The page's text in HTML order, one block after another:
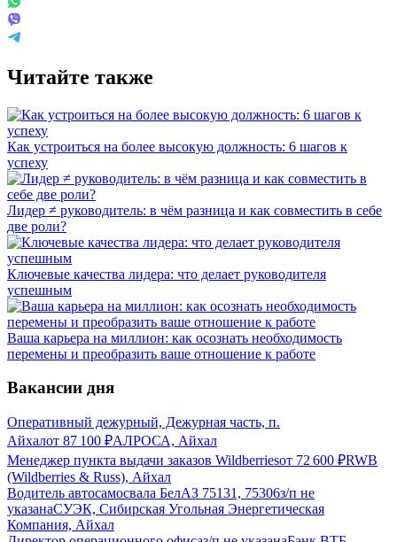
Читайте также
Как устроиться на более высокую должность: 6 шагов к
успеху
Лидер ≠ руководитель: в чём разница и как совместить в себе
две роли?
Ключевые качества лидера: что делает руководителя
успешным
Ваша карьера на миллион: как осознать необходимость
перемены и преобразить ваше отношение к работе
Вакансии дня
Оперативный дежурный, Дежурная часть, п.
Айхалот 87 100 ₽АЛРОСА, Айхал
Менеджер пункта выдачи заказов Wildberriesот 72 600 ₽RWB
(Wildberries & Russ), Айхал
Водитель автосамосвала БелАЗ 75131, 75306з/п не
указанаСУЭК, Сибирская Угольная Энергетическая
Компания, Айхал